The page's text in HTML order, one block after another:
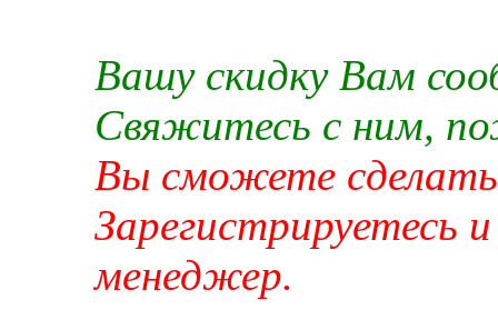
Вашу скидку Вам
Свяжитесь с ним,
Вы сможете сделать
Зарегистрируетесь
менеджер.